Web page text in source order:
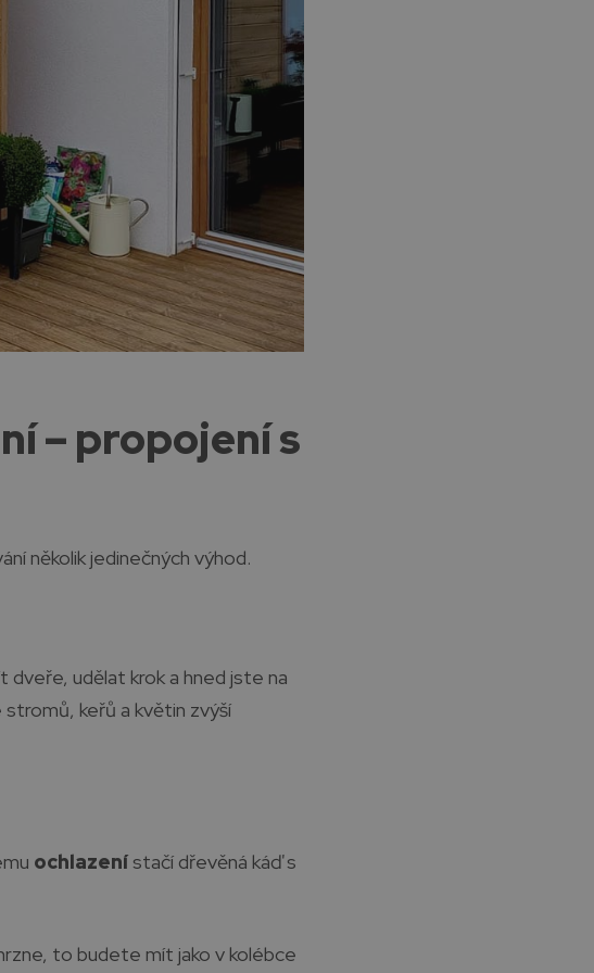
– propojení s
několik jedinečných výhod.
udělat krok a hned jste na
keřů a květin zvýší
ochlazení stačí dřevěná káď s
to budete mít jako v kolébce